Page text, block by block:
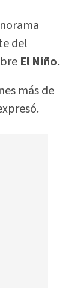
del
El Niño.
más de